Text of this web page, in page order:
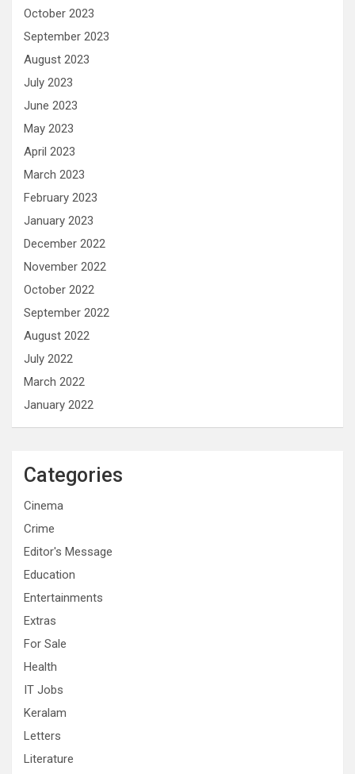
October 2023
September 2023
August 2023
July 2023
June 2023
May 2023
April 2023
March 2023
February 2023
January 2023
December 2022
November 2022
October 2022
September 2022
August 2022
July 2022
March 2022
January 2022
Categories
Cinema
Crime
Editor's Message
Education
Entertainments
Extras
For Sale
Health
IT Jobs
Keralam
Letters
Literature